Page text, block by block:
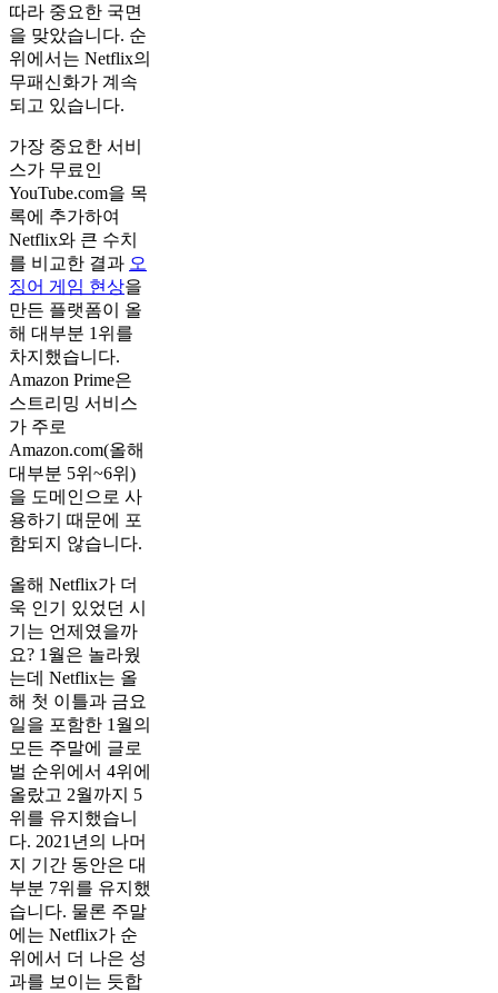
따라 중요한 국면
을 맞았습니다. 순
위에서는 Netflix의
무패신화가 계속
되고 있습니다.
가장 중요한 서비
스가 무료인
YouTube.com을 목
록에 추가하여
Netflix와 큰 수치
를 비교한 결과 오
징어 게임 현상을
만든 플랫폼이 올
해 대부분 1위를
차지했습니다.
Amazon Prime은
스트리밍 서비스
가 주로
Amazon.com(올해
대부분 5위~6위)
을 도메인으로 사
용하기 때문에 포
함되지 않습니다.
올해 Netflix가 더
욱 인기 있었던 시
기는 언제였을까
요? 1월은 놀라웠
는데 Netflix는 올
해 첫 이틀과 금요
일을 포함한 1월의
모든 주말에 글로
벌 순위에서 4위에
올랐고 2월까지 5
위를 유지했습니
다. 2021년의 나머
지 기간 동안은 대
부분 7위를 유지했
습니다. 물론 주말
에는 Netflix가 순
위에서 더 나은 성
과를 보이는 듯합